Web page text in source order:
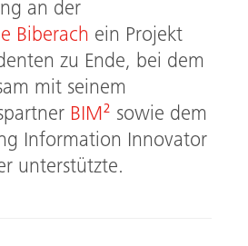
an der
Biberach ein Projekt
zu Ende, bei dem
mit seinem
BIM² sowie dem
Information Innovator
unterstützte.